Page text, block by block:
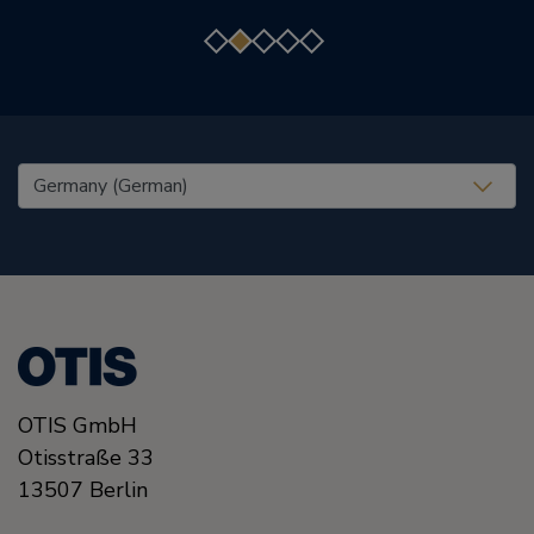
United States (EN)
OTIS GmbH
Otisstraße 33
13507 Berlin